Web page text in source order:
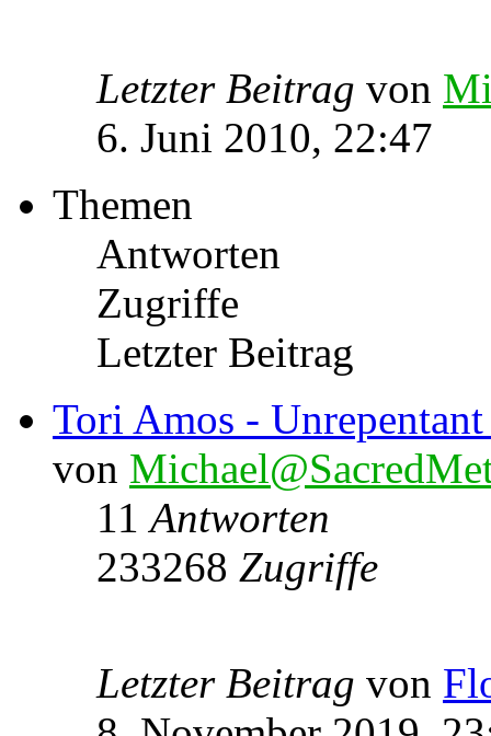
Letzter Beitrag von
6. Juni 2010, 22:47
Themen
Antworten
Zugriffe
Letzter Beitrag
Tori Amos -
von
11Antworten
233268 Zugriffe
Letzter Beitrag von